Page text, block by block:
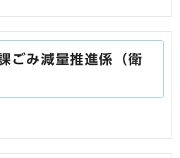
ごみ減量推進係（衛